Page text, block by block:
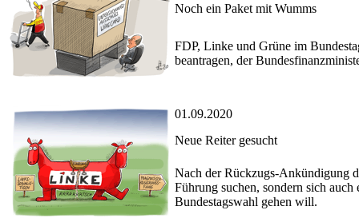
Noch ein Paket mit Wumms
FDP, Linke und Grüne im
beantragen, der
01.09.2020
Neue Reiter gesucht
Nach der Rückzugs-Ankündigung
Führung suchen, sondern sich
Bundestagswahl gehen will.